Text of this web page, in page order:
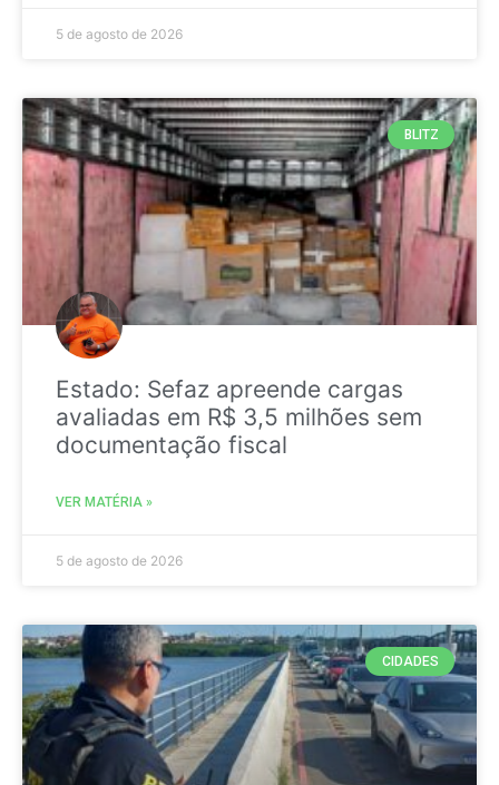
5 de agosto de 2026
BLITZ
Estado: Sefaz apreende cargas
avaliadas em R$ 3,5 milhões sem
documentação fiscal
VER MATÉRIA »
5 de agosto de 2026
CIDADES